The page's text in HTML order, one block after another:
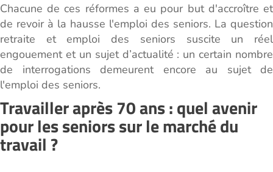
Chacune de ces réformes a eu pour but d'accroître et
de revoir à la hausse l'emploi des seniors. La question
retraite et emploi des seniors suscite un réel
engouement et un sujet d’actualité : un certain nombre
de interrogations demeurent encore au sujet de
l'emploi des seniors.
Travailler après 70 ans : quel avenir
pour les seniors sur le marché du
travail ?